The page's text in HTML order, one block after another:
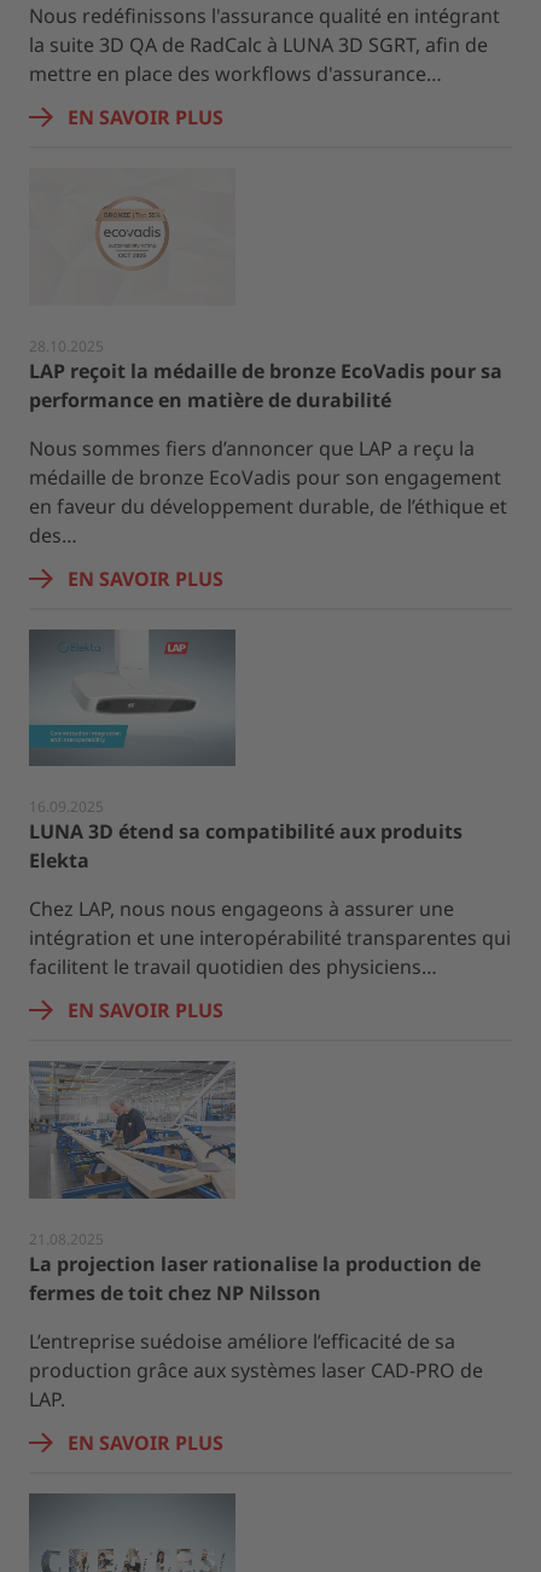
Nous redéfinissons l'assurance qualité en intégrant
la suite 3D QA de RadCalc à LUNA 3D SGRT, afin de
mettre en place des workflows d'assurance…
EN SAVOIR PLUS
28.10.2025
LAP reçoit la médaille de bronze EcoVadis pour sa
performance en matière de durabilité
Nous sommes fiers d’annoncer que LAP a reçu la
médaille de bronze EcoVadis pour son engagement
en faveur du développement durable, de l’éthique et
des…
EN SAVOIR PLUS
16.09.2025
LUNA 3D étend sa compatibilité aux produits
Elekta
Chez LAP, nous nous engageons à assurer une
intégration et une interopérabilité transparentes qui
facilitent le travail quotidien des physiciens…
EN SAVOIR PLUS
21.08.2025
La projection laser rationalise la production de
fermes de toit chez NP Nilsson
L’entreprise suédoise améliore l’efficacité de sa
production grâce aux systèmes laser CAD-PRO de
LAP.
EN SAVOIR PLUS